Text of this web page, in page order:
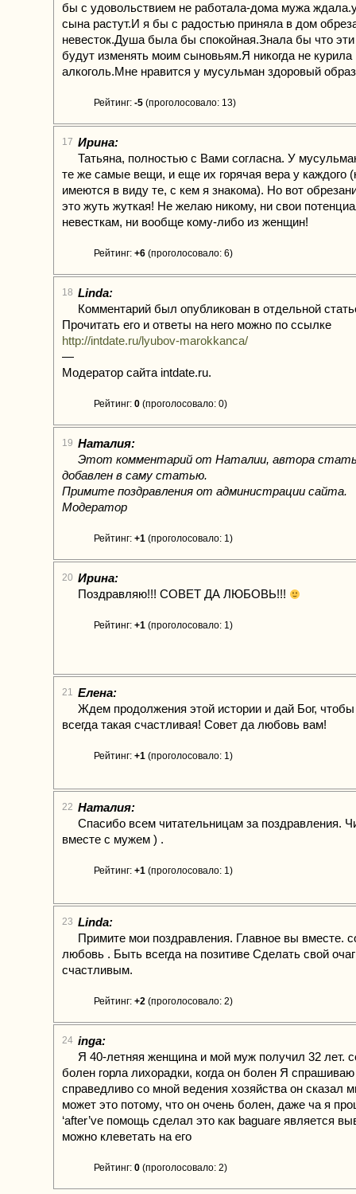
бы с удовольствием не работала-дома мужа
сына растут.И я бы с радостью приняла в дом
невесток.Душа была бы спокойная.Знала бы что
будут изменять моим сыновьям.Я никогда не
алкоголь.Мне нравится у мусульман здоровый
Рейтинг: -5 (проголосовало: 13)
17 Ирина:
Татьяна, полностью с Вами согласна. У
те же самые вещи, и еще их горячая вера у каждого
имеются в виду те, с кем я знакома). Но вот
это жуть жуткая! Не желаю никому, ни свои
невесткам, ни вообще кому-либо из женщин!
Рейтинг: +6 (проголосовало: 6)
18 Linda:
Комментарий был опубликован в отдельной
Прочитать его и ответы на него можно по ссылке
http://intdate.ru/lyubov-marokkanca/
—
Модератор сайта intdate.ru.
Рейтинг: 0 (проголосовало: 0)
19 Наталия:
Этот комментарий от Наталии, автора
добавлен в саму статью.
Примите поздравления от администрации сайта.
Модератор
Рейтинг: +1 (проголосовало: 1)
20 Ирина:
Поздравляю!!! СОВЕТ ДА ЛЮБОВЬ!!!
Рейтинг: +1 (проголосовало: 1)
21 Елена:
Ждем продолжения этой истории и дай Бог,
всегда такая счастливая! Совет да любовь вам!
Рейтинг: +1 (проголосовало: 1)
22 Наталия:
Спасибо всем читательницам за поздравления.
вместе с мужем ) .
Рейтинг: +1 (проголосовало: 1)
23 Linda:
Примите мои поздравления. Главное вы вместе.
любовь . Быть всегда на позитиве Сделать свой
счастливым.
Рейтинг: +2 (проголосовало: 2)
24 inga:
Я 40-летняя женщина и мой муж получил 32 лет.
болен горла лихорадки, когда он болен Я спрашиваю
справедливо со мной ведения хозяйства он сказал
может это потому, что он очень болен, даже ча я
‘after’ve помощь сделал это как baguare является
можно клеветать на его
Рейтинг: 0 (проголосовало: 2)